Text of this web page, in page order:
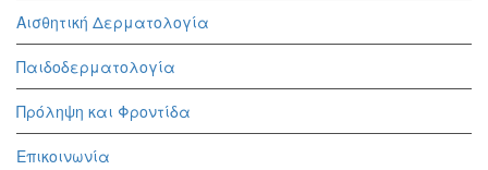
Αισθητική Δερματολογία
Παιδοδερματολογία
Πρόληψη και Φροντίδα
Επικοινωνία